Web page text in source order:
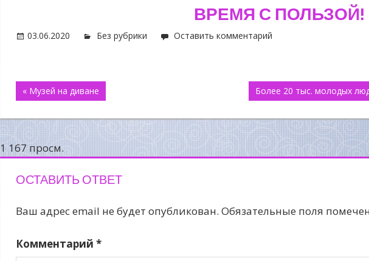
ВРЕМЯ С ПОЛЬЗОЙ!
03.06.2020 Без рубрики Оставить комментарий
Навигация
по
записям
« Музей на диване Более 20 тыс. молодых
1 167 просм.
ОСТАВИТЬ ОТВЕТ
Ваш адрес email не будет опубликован. Обязательные поля
Комментарий *